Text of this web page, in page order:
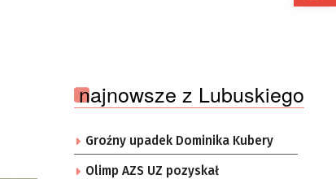
najnowsze z Lubuskiego
Groźny upadek Dominika Kubery
Olimp AZS UZ pozyskał